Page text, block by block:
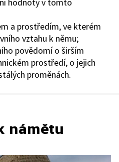
a prostředím, ve kterém
vztahu k němu;
povědomí o širším
prostředí, o jejich
proměnách.
námětu